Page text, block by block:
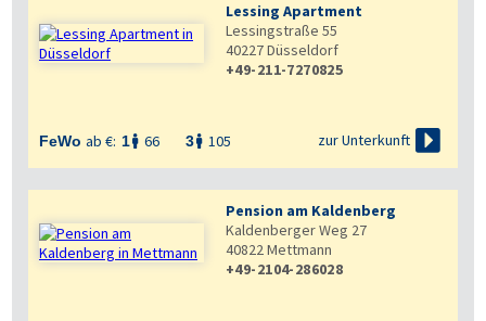
Lessing Apartment
Lessingstraße 55
40227Düsseldorf
+49-211-7270825
FeWo ab €: 1 66 3 105 zur Unterkunft 
Pension am Kaldenberg
Kaldenberger Weg 27
40822Mettmann
+49-2104-286028